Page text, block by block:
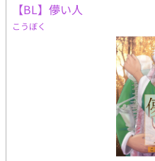
【BL】儚い人
こうぼく